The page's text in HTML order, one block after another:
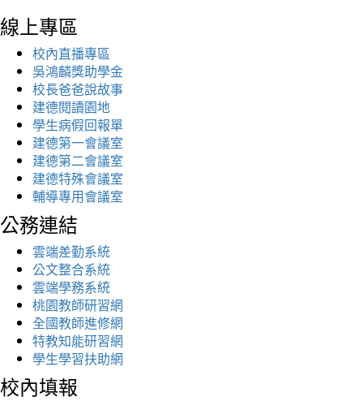
線上專區
校內直播專區
吳鴻麟獎助學金
校長爸爸說故事
建德閱讀園地
學生病假回報單
建德第一會議室
建德第二會議室
建德特殊會議室
輔導專用會議室
公務連結
雲端差勤系統
公文整合系統
雲端學務系統
桃園教師研習網
全國教師進修網
特教知能研習網
學生學習扶助網
校內填報